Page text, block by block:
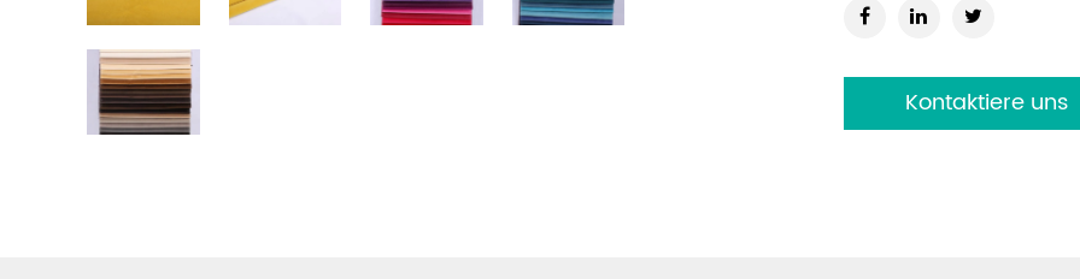
Kontaktiere uns